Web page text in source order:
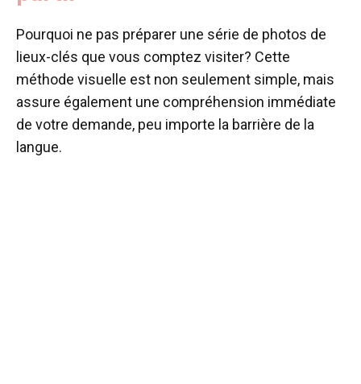
Pourquoi ne pas préparer une série de photos de
lieux-clés que vous comptez visiter? Cette
méthode visuelle est non seulement simple, mais
assure également une compréhension immédiate
de votre demande, peu importe la barrière de la
langue.